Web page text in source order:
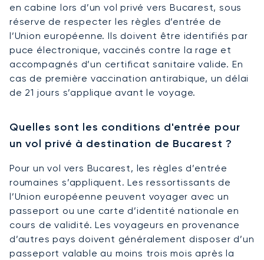
en cabine lors d’un vol privé vers Bucarest, sous
réserve de respecter les règles d’entrée de
l’Union européenne. Ils doivent être identifiés par
puce électronique, vaccinés contre la rage et
accompagnés d’un certificat sanitaire valide. En
cas de première vaccination antirabique, un délai
de 21 jours s’applique avant le voyage.
Quelles sont les conditions d'entrée pour
un vol privé à destination de Bucarest ?
Pour un vol vers Bucarest, les règles d’entrée
roumaines s’appliquent. Les ressortissants de
l’Union européenne peuvent voyager avec un
passeport ou une carte d’identité nationale en
cours de validité. Les voyageurs en provenance
d’autres pays doivent généralement disposer d’un
passeport valable au moins trois mois après la